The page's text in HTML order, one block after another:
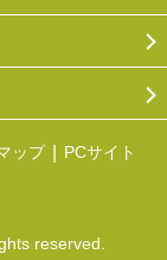
ップ PCサイト
reserved.